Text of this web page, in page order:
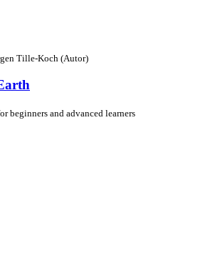
Tille-Koch (Autor)
beginners and advanced learners